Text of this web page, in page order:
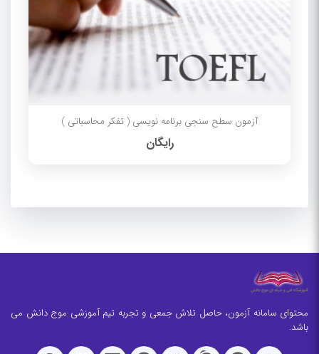
آزمون سطح سنجی برنامه نویسی ( تفکر محاسباتی )
رایگان
محتوای سامانه آزمون، حاصل تلاش جمعی و تجربه تیم آموزشی موج دانش می
باشد.